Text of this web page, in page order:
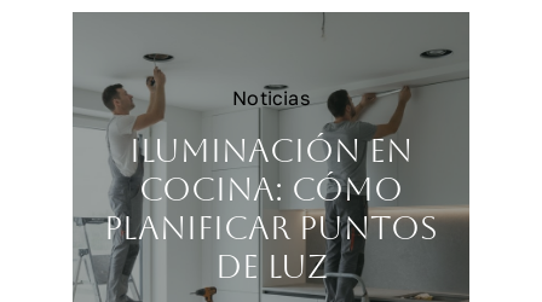
2026
Noticias
Iluminación en
cocina: cómo
planificar puntos
de luz